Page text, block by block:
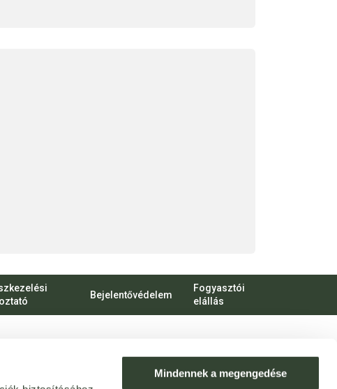
Mindennek a megengedése
Bejelentővédelem
Fogyasztói
elállás